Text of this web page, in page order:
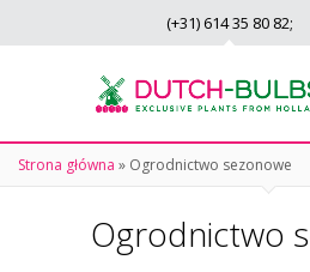
(+31) 614 35 80 82;
Strona główna » Ogrodnictwo sezonowe
Ogrodnictwo